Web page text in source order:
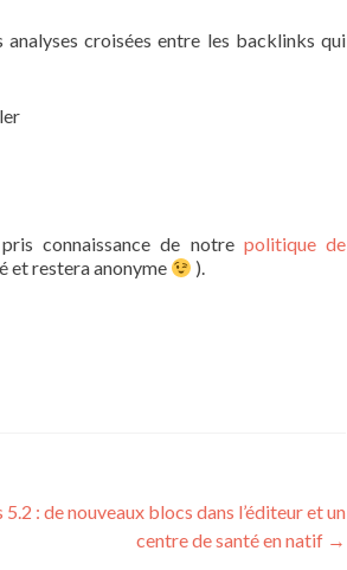
croisées entre les backlinks qui
connaissance de notre politique de
et restera anonyme ).
: de nouveaux blocs dans l’éditeur et un
centre de santé en natif →